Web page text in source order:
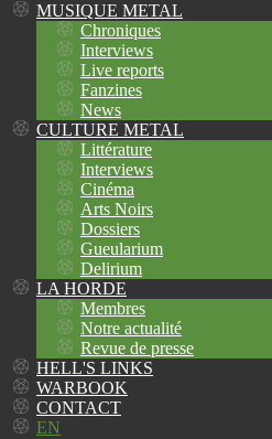
MUSIQUE METAL
Chroniques
Interviews
Live reports
Fanzines
News
CULTURE METAL
Littérature
Interviews
Cinéma
Arts Noirs
Dossiers
Gueularium
Delirium
LA HORDE
Membres
Notre actualité
Revue de presse
HELL'S LINKS
WARBOOK
CONTACT
EN